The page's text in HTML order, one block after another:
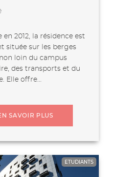
2012, la résidence est
située sur les berges
loin du campus
des transports et du
Elle offre...
SAVOIR PLUS
ETUDIANTS